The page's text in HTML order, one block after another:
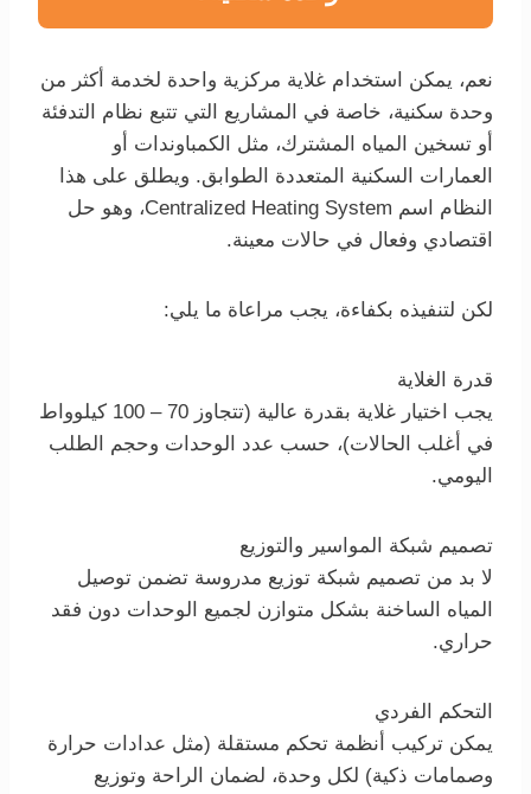
نعم، يمكن استخدام غلاية مركزية واحدة لخدمة أكثر من
وحدة سكنية، خاصة في المشاريع التي تتبع نظام التدفئة
أو تسخين المياه المشترك، مثل الكمباوندات أو
العمارات السكنية المتعددة الطوابق. ويطلق على هذا
النظام اسم Centralized Heating System، وهو حل
اقتصادي وفعال في حالات معينة.
لكن لتنفيذه بكفاءة، يجب مراعاة ما يلي:
قدرة الغلاية
يجب اختيار غلاية بقدرة عالية (تتجاوز 70 – 100 كيلوواط
في أغلب الحالات)، حسب عدد الوحدات وحجم الطلب
اليومي.
تصميم شبكة المواسير والتوزيع
لا بد من تصميم شبكة توزيع مدروسة تضمن توصيل
المياه الساخنة بشكل متوازن لجميع الوحدات دون فقد
حراري.
التحكم الفردي
يمكن تركيب أنظمة تحكم مستقلة (مثل عدادات حرارة
وصمامات ذكية) لكل وحدة، لضمان الراحة وتوزيع